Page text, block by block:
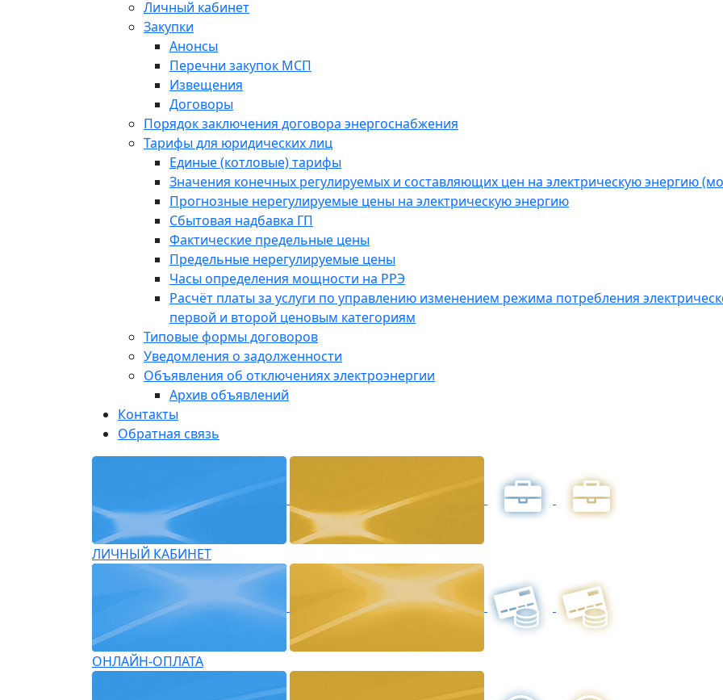
Личный кабинет
Закупки
Анонсы
Перечни закупок МСП
Извещения
Договоры
Порядок заключения договора энергоснабжения
Тарифы для юридических лиц
Единые (котловые) тарифы
Значения конечных регулируемых и составляющих цен на электрическую энергию
Прогнозные нерегулируемые цены на электрическую энергию
Сбытовая надбавка ГП
Фактические предельные цены
Предельные нерегулируемые цены
Часы определения мощности на РРЭ
Расчёт платы за услуги по управлению изменением режима потребления
первой и второй ценовым категориям
Типовые формы договоров
Уведомления о задолженности
Объявления об отключениях электроэнергии
Архив объявлений
Контакты
Обратная связь
ЛИЧНЫЙ КАБИНЕТ
ОНЛАЙН-ОПЛАТА